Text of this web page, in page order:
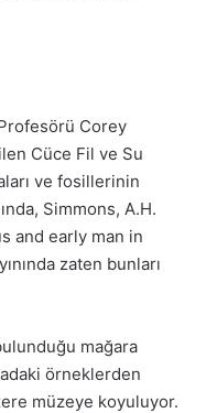
Corey
Cüce Fil ve Su
ve fosillerinin
Simmons, A.H.
and early man in
zaten bunları
mağara
örneklerden
müzeye koyuluyor.